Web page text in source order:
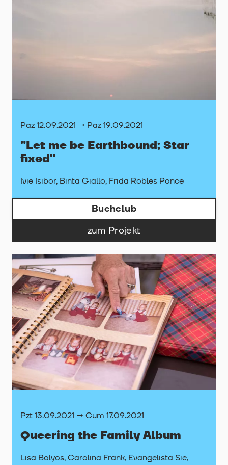
Paz 12.09.2021 → Paz 19.09.2021
"Let me be Earthbound; Star
fixed"
Ivie Isibor, Binta Giallo, Frida Robles Ponce
Buchclub
zum Projekt
Pzt 13.09.2021 → Cum 17.09.2021
Queering the Family Album
Lisa Bolyos, Carolina Frank, Evangelista Sie,